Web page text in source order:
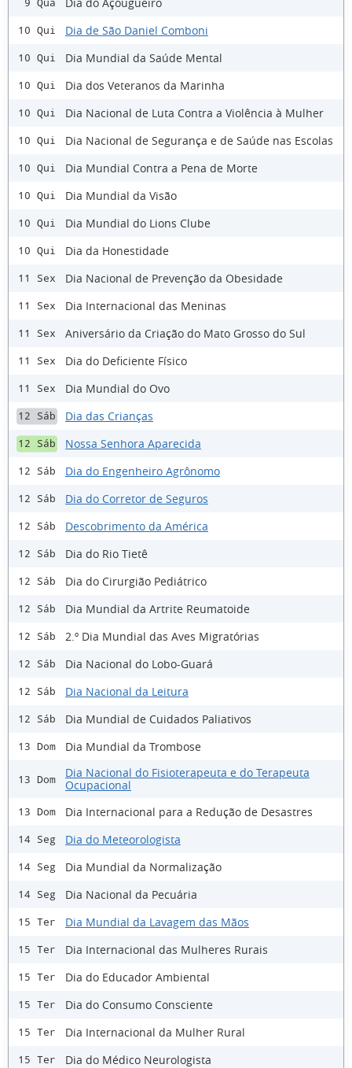
9 Qua
10 Qui Dia de São Daniel Comboni
10 Qui Dia Mundial da Saúde Mental
10 Qui Dia dos Veteranos da Marinha
10 Qui Dia Nacional de Luta Contra a Violência à Mulher
10 Qui Dia Nacional de Segurança e de Saúde nas Escolas
10 Qui Dia Mundial Contra a Pena de Morte
10 Qui Dia Mundial da Visão
10 Qui Dia Mundial do Lions Clube
10 Qui Dia da Honestidade
11 Sex Dia Nacional de Prevenção da Obesidade
11 Sex Dia Internacional das Meninas
11 Sex Aniversário da Criação do Mato Grosso do Sul
11 Sex Dia do Deficiente Físico
11 Sex Dia Mundial do Ovo
12 Sáb Dia das Crianças
12 Sáb Nossa Senhora Aparecida
12 Sáb Dia do Engenheiro Agrônomo
12 Sáb Dia do Corretor de Seguros
12 Sáb Descobrimento da América
12 Sáb Dia do Rio Tietê
12 Sáb Dia do Cirurgião Pediátrico
12 Sáb Dia Mundial da Artrite Reumatoide
12 Sáb 2.º Dia Mundial das Aves Migratórias
12 Sáb Dia Nacional do Lobo-Guará
12 Sáb Dia Nacional da Leitura
12 Sáb Dia Mundial de Cuidados Paliativos
13 Dom Dia Mundial da Trombose
13 Dom
Dia Nacional do Fisioterapeuta e do Terapeuta
Ocupacional
13 Dom Dia Internacional para a Redução de Desastres
14 Seg Dia do Meteorologista
14 Seg Dia Mundial da Normalização
14 Seg Dia Nacional da Pecuária
15 Ter Dia Mundial da Lavagem das Mãos
15 Ter Dia Internacional das Mulheres Rurais
15 Ter Dia do Educador Ambiental
15 Ter Dia do Consumo Consciente
15 Ter Dia Internacional da Mulher Rural
15 Ter Dia do Médico Neurologista